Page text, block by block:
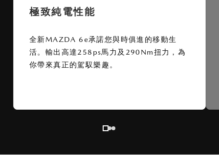
極致純電性能
全新MAZDA 6e承諾您與時俱進的移動生
活。輸出高達258ps馬力及290Nm扭力，為
你帶來真正的駕馭樂趣。